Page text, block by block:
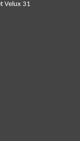
Velux 31